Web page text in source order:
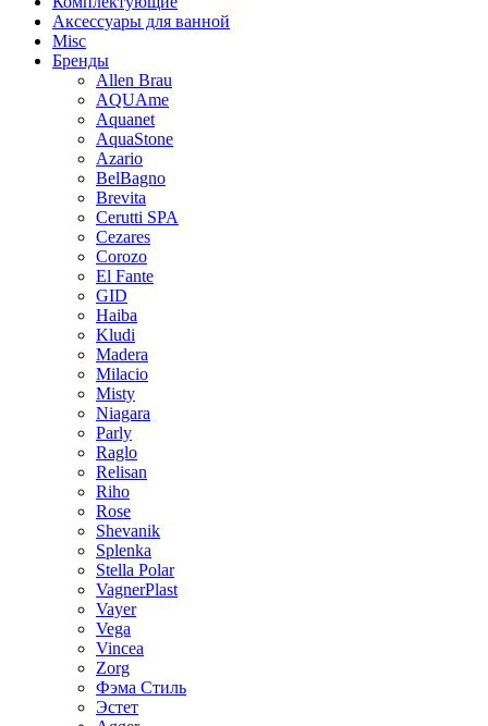
Аксессуары для ванной
Misc
Бренды
Allen Brau
AQUAme
Aquanet
AquaStone
Azario
BelBagno
Brevita
Cerutti SPA
Cezares
Corozo
El Fante
GID
Haiba
Kludi
Madera
Milacio
Misty
Niagara
Parly
Raglo
Relisan
Riho
Rose
Shevanik
Splenka
Stella Polar
VagnerPlast
Vayer
Vega
Vincea
Zorg
Фэма Стиль
Эстет